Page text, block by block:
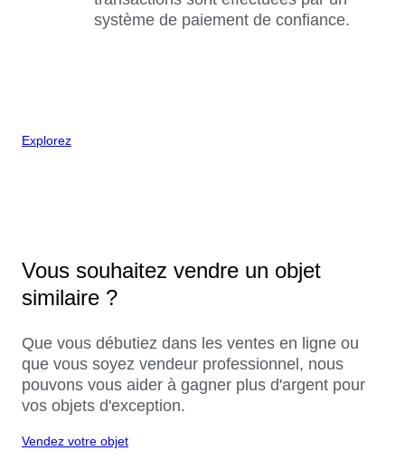
système de paiement de confiance.
Explorez
Vous souhaitez vendre un objet
similaire ?
Que vous débutiez dans les ventes en ligne ou
que vous soyez vendeur professionnel, nous
pouvons vous aider à gagner plus d'argent pour
vos objets d'exception.
Vendez votre objet